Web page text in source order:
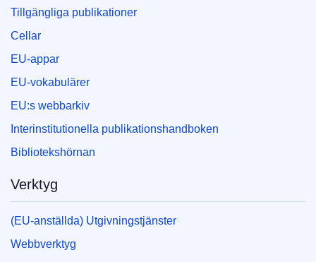
Tillgängliga publikationer
Cellar
EU-appar
EU-vokabulärer
EU:s webbarkiv
Interinstitutionella publikationshandboken
Bibliotekshörnan
Verktyg
(EU-anställda) Utgivningstjänster
Webbverktyg